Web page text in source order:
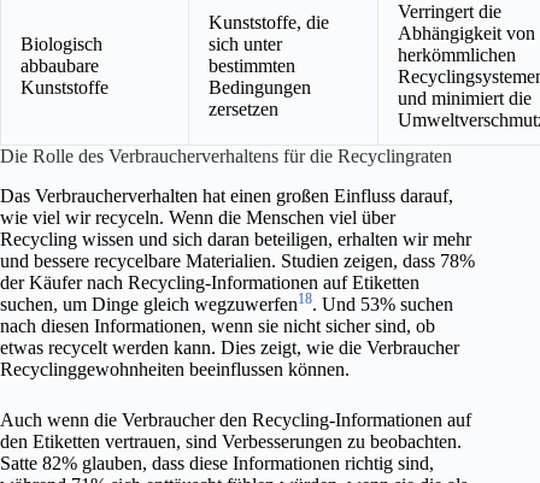
Biologisch
abbaubare
Kunststoffe
Kunststoffe, die
sich unter
bestimmten
Bedingungen
zersetzen
Verringert die
Abhängigkeit von
herkömmlichen
und minimiert die
Die Rolle des Verbraucherverhaltens für die Recyclingraten
Das Verbraucherverhalten hat einen großen Einfluss darauf,
wie viel wir recyceln. Wenn die Menschen viel über
Recycling wissen und sich daran beteiligen, erhalten wir mehr
und bessere recycelbare Materialien. Studien zeigen, dass 78%
der Käufer nach Recycling-Informationen auf Etiketten
suchen, um Dinge gleich wegzuwerfen18. Und 53% suchen
nach diesen Informationen, wenn sie nicht sicher sind, ob
etwas recycelt werden kann. Dies zeigt, wie die Verbraucher
Recyclinggewohnheiten beeinflussen können.
Auch wenn die Verbraucher den Recycling-Informationen auf
den Etiketten vertrauen, sind Verbesserungen zu beobachten.
Satte 82% glauben, dass diese Informationen richtig sind,